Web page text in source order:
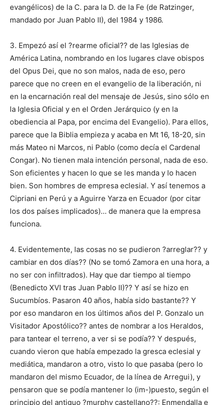
evangélicos) de la C. para la D. de la Fe (de Ratzinger,
mandado por Juan Pablo II), del 1984 y 1986.
3. Empezó así el ?rearme oficial?? de las Iglesias de
América Latina, nombrando en los lugares clave obispos
del Opus Dei, que no son malos, nada de eso, pero
parece que no creen en el evangelio de la liberación, ni
en la encarnación real del mensaje de Jesús, sino sólo en
la Iglesia Oficial y en el Orden Jerárquico (y en la
obediencia al Papa, por encima del Evangelio). Para ellos,
parece que la Biblia empieza y acaba en Mt 16, 18-20, sin
más Mateo ni Marcos, ni Pablo (como decía el Cardenal
Congar). No tienen mala intención personal, nada de eso.
Son eficientes y hacen lo que se les manda y lo hacen
bien. Son hombres de empresa eclesial. Y así tenemos a
Cipriani en Perú y a Aguirre Yarza en Ecuador (por citar
los dos países implicados)… de manera que la empresa
funciona.
4. Evidentemente, las cosas no se pudieron ?arreglar?? y
cambiar en dos días?? (No se tomó Zamora en una hora, a
no ser con infiltrados). Hay que dar tiempo al tiempo
(Benedicto XVI tras Juan Pablo II)?? Y así se hizo en
Sucumbíos. Pasaron 40 años, había sido bastante?? Y
por eso mandaron en los últimos años del P. Gonzalo un
Visitador Apostólico?? antes de nombrar a los Heraldos,
para tantear el terreno, a ver si se podía?? Y después,
cuando vieron que había empezado la gresca eclesial y
mediática, mandaron a otro, visto lo que pasaba (pero lo
mandaron del mismo Ecuador, de la línea de Arregui), y
pensaron que se podía mantener lo (im-)puesto, según el
principio del antiguo ?murphy castellano??: Enmendalla e